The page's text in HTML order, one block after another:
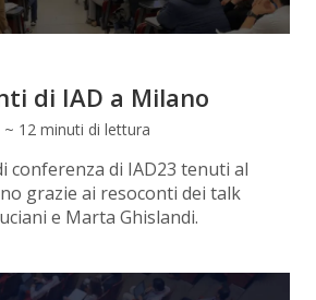
di IAD a Milano
12 minuti di lettura
conferenza di IAD23 tenuti al
grazie ai resoconti dei talk
e Marta Ghislandi.